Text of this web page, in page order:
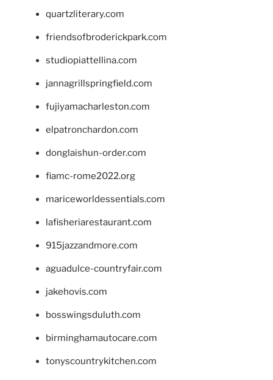
quartzliterary.com
friendsofbroderickpark.com
studiopiattellina.com
jannagrillspringfield.com
fujiyamacharleston.com
elpatronchardon.com
donglaishun-order.com
fiamc-rome2022.org
mariceworldessentials.com
lafisheriarestaurant.com
915jazzandmore.com
aguadulce-countryfair.com
jakehovis.com
bosswingsduluth.com
birminghamautocare.com
tonyscountrykitchen.com